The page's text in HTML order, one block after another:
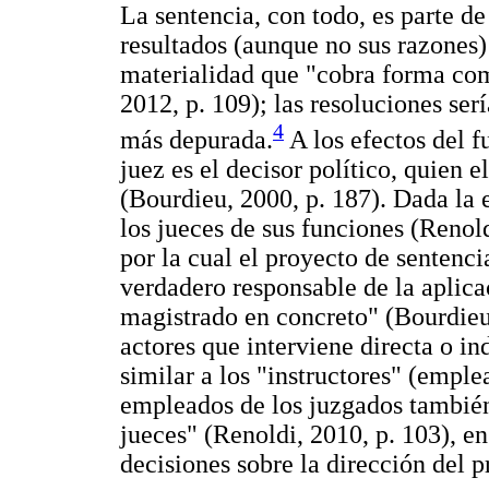
La sentencia, con todo, es parte
resultados (aunque no sus
materialidad que "cobra forma
2012, p. 109); las resoluciones
más depurada.4 A los efectos del
juez es el decisor político, quien
(Bourdieu, 2000, p. 187). Dada la
los jueces de sus funciones
por la cual el proyecto de
verdadero responsable de la
magistrado en concreto"
actores que interviene directa o
similar a los "instructores"
empleados de los juzgados
jueces" (Renoldi, 2010, p. 103),
decisiones sobre la dirección del